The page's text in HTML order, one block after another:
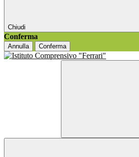
Chiudi
Conferma
Annulla Conferma